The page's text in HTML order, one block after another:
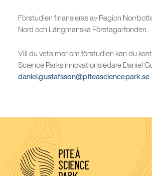
Förstudien finansieras av Region
Nord och Längmanska Företagarfonden.
Vill du veta mer om förstudien kan du
Science Parks innovationsledare Daniel
daniel.gustafsson@piteasciencepark.se